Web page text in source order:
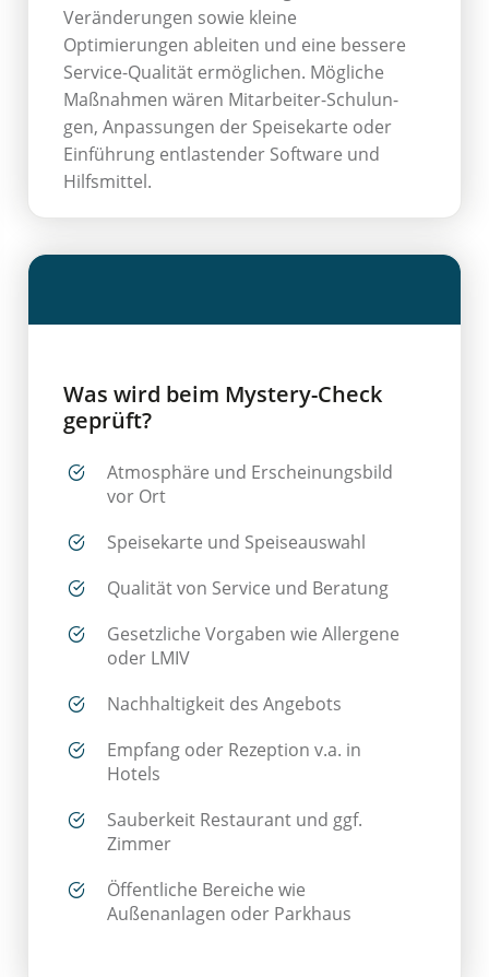
Veränderungen sowie kleine
Optimierungen ableiten und eine bessere
Service-Qua­li­tät ermöglichen. Mögliche
Maßnahmen wären Mitarbei­ter­-Schu­lun­
gen, Anpassungen der Speisekar­te oder
Einführung entlastender Software und
Hilfsmittel.
Was wird beim Mystery-Check
geprüft?
Atmosphäre und Erscheinungsbild
vor Ort
Speisekarte und Speiseauswahl
Qualität von Service und Beratung
Gesetzliche Vorgaben wie Allergene
oder LMIV
Nachhaltigkeit des Angebots
Empfang oder Rezeption v.a. in
Hotels
Sauberkeit Restaurant und ggf.
Zimmer
Öffentliche Bereiche wie
Außenanlagen oder Parkhaus